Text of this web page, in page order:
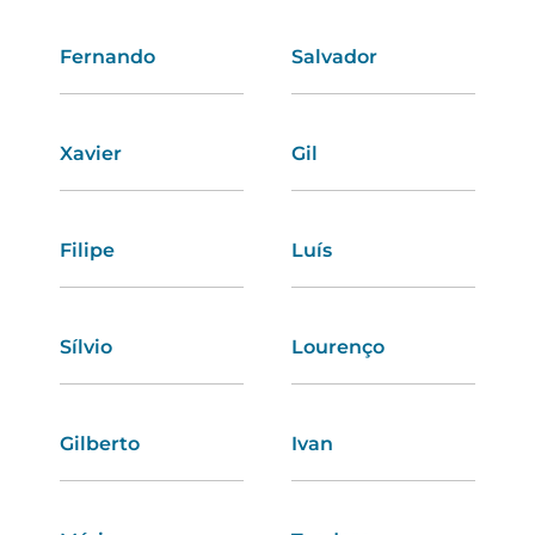
Fernando Salvador
Xavier Gil
Filipe Luís
Sílvio Lourenço
Gilberto Ivan
Letícia Fabíola
Bárbara Raquel
Cátia Cecília
Hermínia Tatiana
Adriana Bianca